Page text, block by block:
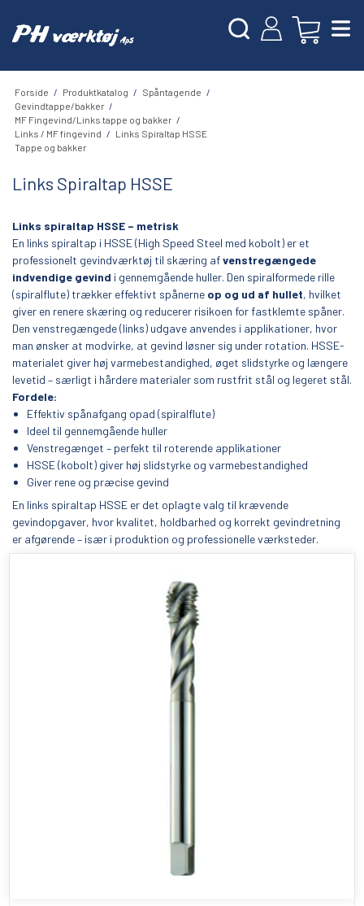
Forside / Produktkatalog / Spåntagende /
Gevindtappe/bakker /
MF Fingevind/Links tappe og bakker /
Links / MF fingevind
Tappe og bakker
/ Links Spiraltap HSSE
Links Spiraltap HSSE
Links spiraltap HSSE – metrisk
En links spiraltap i HSSE (High Speed Steel med kobolt) er et
professionelt gevindværktøj til skæring afvenstregængede
indvendige gevind i gennemgående huller. Den spiralformede rille
(spiralflute) trækker effektivt spånerne op og ud af hullet, hvilket
giver en renere skæring og reducerer risikoen for fastklemte spåner.
Den venstregængede (links) udgave anvendes i applikationer, hvor
man ønsker at modvirke, at gevind løsner sig under rotation. HSSE-
materialet giver høj varmebestandighed, øget slidstyrke og længere
levetid – særligt i hårdere materialer som rustfrit stål og legeret stål.
Fordele:
Effektiv spånafgang opad (spiralflute)
Ideel til gennemgående huller
Venstregænget – perfekt til roterende applikationer
HSSE (kobolt) giver høj slidstyrke og varmebestandighed
Giver rene og præcise gevind
En links spiraltap HSSE er det oplagte valg til krævende
gevindopgaver, hvor kvalitet, holdbarhed og korrekt gevindretning
er afgørende – især i produktion og professionelle værksteder.